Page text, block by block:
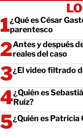
¿Qué es César
parentesco
Antes y después
reales del caso
¿El video filtrado
¿Quién es
Ruiz?
¿Quién es Patricia